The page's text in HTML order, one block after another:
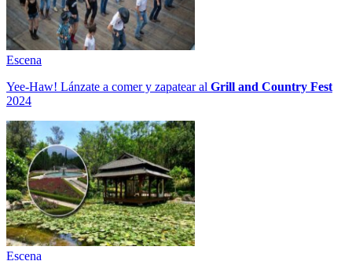
Escena
Yee-Haw! Lánzate a comer y zapatear al Grill and Country Fest
2024
Escena